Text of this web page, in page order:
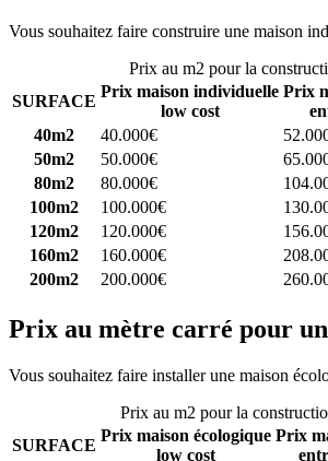
Vous souhaitez faire construire une maison
Prix au m2 pour la
SURFACE
Prix maison individuelle
low cost
Prix
40m2
40.000€
50m2
50.000€
80m2
80.000€
100m2
100.000€
120m2
120.000€
160m2
160.000€
200m2
200.000€
Prix au mètre carré pour
Vous souhaitez faire installer une maison
Prix au m2 pour la
SURFACE
Prix maison écologique
low cost
Prix